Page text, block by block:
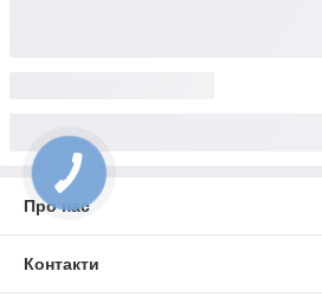
Про нас
Контакти